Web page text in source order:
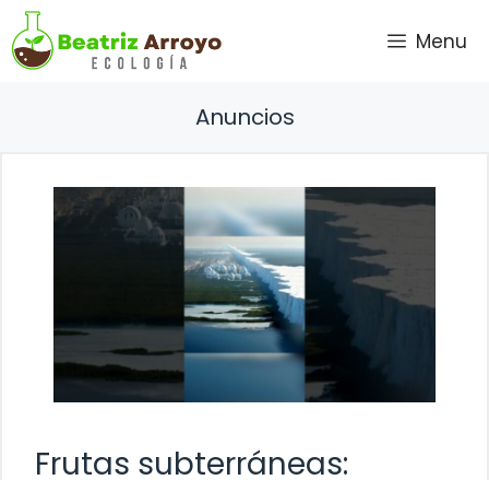
Saltar
al
contenido
Menu
Anuncios
Frutas subterráneas: